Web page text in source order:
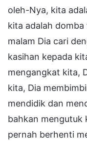
oleh-Nya, kita
kita adalah
malam Dia cari
kasihan kepada
mengangkat kita,
kita, Dia
mendidik dan
bahkan mengutuk
pernah berhenti